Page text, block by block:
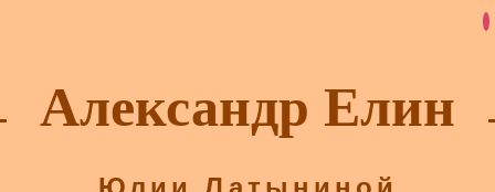
Александр Елин